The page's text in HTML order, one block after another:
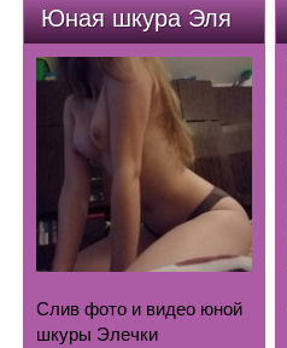
Юная шкура Эля
Слив фото и видео юной
шкуры Элечки